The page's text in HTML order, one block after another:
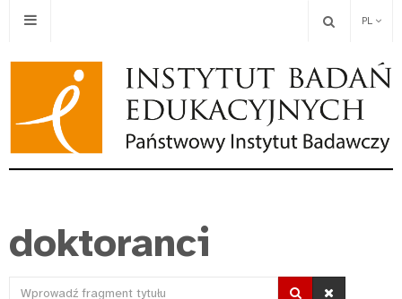
PL
doktoranci
Wprowadź